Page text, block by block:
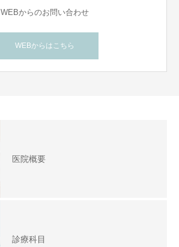
WEBからのお問い合わせ
WEBからはこちら
医院概要
診療科目